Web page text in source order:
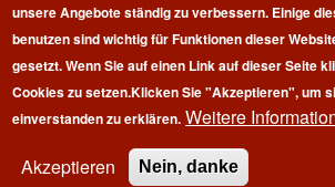
Copyright © 2026 | 100 Marathon Club
rights reserved.
unsere Angebote ständig zu verbessern. Einige
benutzen sind wichtig für Funktionen dieser
gesetzt. Wenn Sie auf einen Link auf dieser Seite
Cookies zu setzen.Klicken Sie "Akzeptieren", um
einverstanden zu erklären. Weitere
Akzeptieren
Nein, danke